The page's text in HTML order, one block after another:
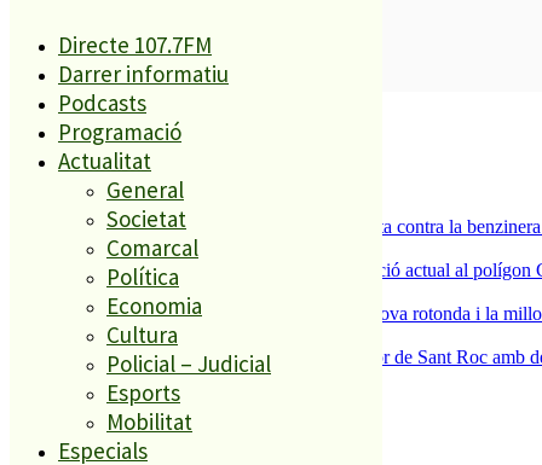
Directe 107.7FM
Darrer informatiu
Podcasts
Programació
Actualitat
General
Societat
Comarcal
Política
Economia
Cultura
Policial – Judicial
Esports
Mobilitat
Especials
SUBSCRIURE’M
És tendència ara
1
ESPORTS CAP DE SETMANA
Els veïns de Palafolls refermen la seva lluita contra la
La Nau d’Entitats mantindrà la seva ubicació actual al polígon
S’aprova definitivament el projecte de la nova rotonda i la
Malgrat de Mar enceta demà la Festa Major de Sant Roc amb
El més llegit